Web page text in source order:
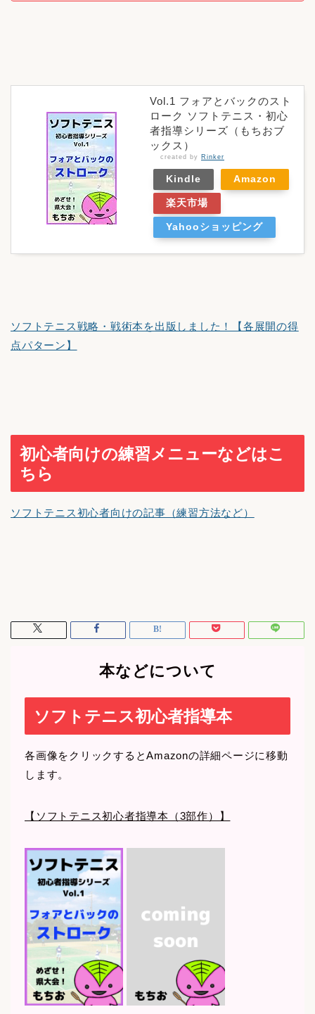
Vol.1 フォアとバックのスト
ローク ソフトテニス・初心
者指導シリーズ（もちおブ
ックス）
created by Rinker
Kindle Amazon
楽天市場
Yahooショッピング
ソフトテニス戦略・戦術本を出版しました！【各展開の得
点パターン】
初心者向けの練習メニューなどはこ
ちら
ソフトテニス初心者向けの記事（練習方法など）
本などについて
ソフトテニス初心者指導本
各画像をクリックするとAmazonの詳細ページに移動
します。
【ソフトテニス初心者指導本（3部作）】